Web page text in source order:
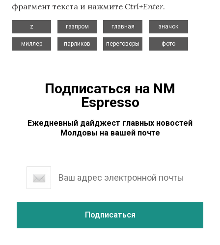
фрагмент текста и нажмите Ctrl+Enter.
z
газпром
главная
значок
миллер
парликов
переговоры
фото
Подписаться на NM
Espresso
Ежедневный дайджест главных новостей
Молдовы на вашей почте